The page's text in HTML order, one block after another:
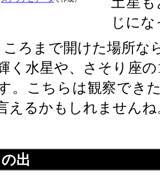
じに
ろまで開けた場所な
く水星や、さそり座
。こちらは観察でき
えるかもしれませんね
出